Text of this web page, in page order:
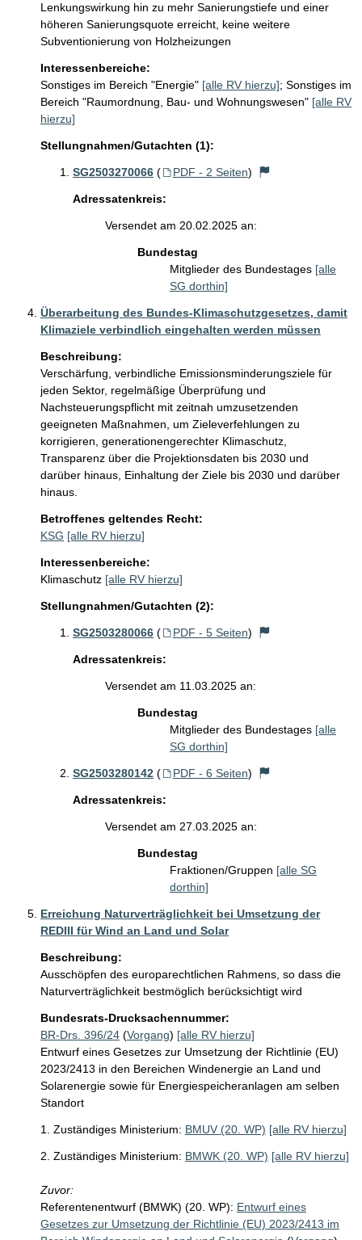
Lenkungswirkung hin zu mehr Sanierungstiefe und einer
höheren Sanierungsquote erreicht, keine weitere
Subventionierung von Holzheizungen
Interessenbereiche:
Sonstiges im Bereich "Energie" [alle RV hierzu]; Sonstiges im
Bereich "Raumordnung, Bau- und Wohnungswesen" [alle RV
hierzu]
Stellungnahmen/Gutachten (1):
SG2503270066 ( PDF - 2 Seiten)
Adressatenkreis:
Versendet am 20.02.2025 an:
Bundestag
Mitglieder des Bundestages [alle
SG dorthin]
Überarbeitung des Bundes-Klimaschutzgesetzes, damit
Klimaziele verbindlich eingehalten werden müssen
Beschreibung:
Verschärfung, verbindliche Emissionsminderungsziele für
jeden Sektor, regelmäßige Überprüfung und
Nachsteuerungspflicht mit zeitnah umzusetzenden
geeigneten Maßnahmen, um Zieleverfehlungen zu
korrigieren, generationengerechter Klimaschutz,
Transparenz über die Projektionsdaten bis 2030 und
darüber hinaus, Einhaltung der Ziele bis 2030 und darüber
hinaus.
Betroffenes geltendes Recht:
KSG [alle RV hierzu]
Interessenbereiche:
Klimaschutz [alle RV hierzu]
Stellungnahmen/Gutachten (2):
SG2503280066 ( PDF - 5 Seiten)
Adressatenkreis:
Versendet am 11.03.2025 an:
Bundestag
Mitglieder des Bundestages [alle
SG dorthin]
SG2503280142 ( PDF - 6 Seiten)
Adressatenkreis:
Versendet am 27.03.2025 an:
Bundestag
Fraktionen/Gruppen [alle SG
dorthin]
Erreichung Naturverträglichkeit bei Umsetzung der
REDIII für Wind an Land und Solar
Beschreibung:
Ausschöpfen des europarechtlichen Rahmens, so dass die
Naturverträglichkeit bestmöglich berücksichtigt wird
Bundesrats-Drucksachennummer:
BR-Drs. 396/24 (Vorgang) [alle RV hierzu]
Entwurf eines Gesetzes zur Umsetzung der Richtlinie (EU)
2023/2413 in den Bereichen Windenergie an Land und
Solarenergie sowie für Energiespeicheranlagen am selben
Standort
1. Zuständiges Ministerium: BMUV (20. WP) [alle RV hierzu]
2. Zuständiges Ministerium: BMWK (20. WP) [alle RV hierzu]
Zuvor:
Referentenentwurf (BMWK) (20. WP): Entwurf eines
Gesetzes zur Umsetzung der Richtlinie (EU) 2023/2413 im